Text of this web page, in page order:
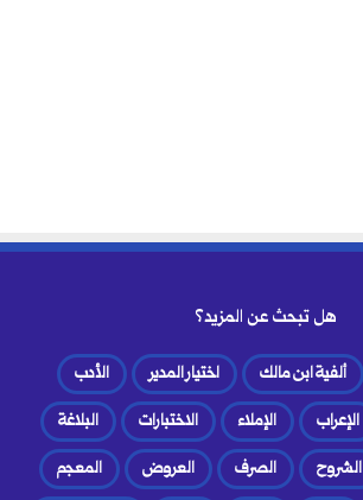
هل تبحث عن المزيد؟
ألفية ابن مالك اختيار المدير
الأدب
الإعراب الإملاء الاختبارات
البلاغة
الشروح الصرف العروض
المعجم